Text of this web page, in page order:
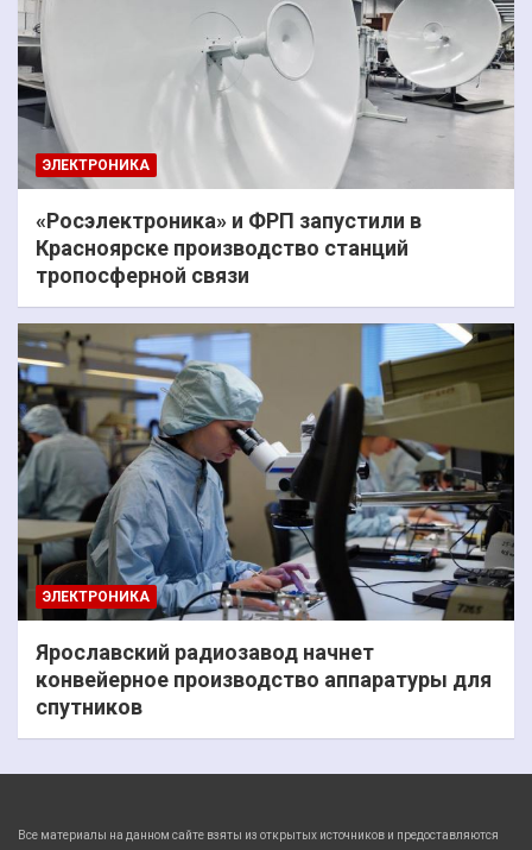
ЭЛЕКТРОНИКА
«Росэлектроника» и ФРП запустили в
Красноярске производство станций
тропосферной связи
ЭЛЕКТРОНИКА
Ярославский радиозавод начнет
конвейерное производство аппаратуры для
спутников
Все материалы на данном сайте взяты из открытых источников и предоставляются